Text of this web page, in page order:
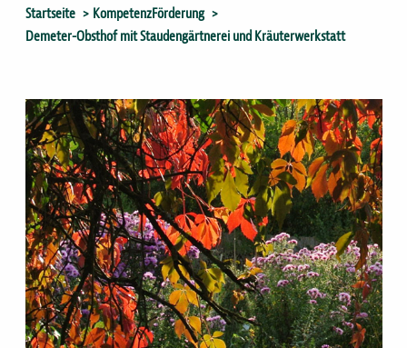
Sie
sind
Startseite
KompetenzFörderung
Demeter-Obsthof mit Staudengärtnerei und Kräuterwerkstatt
Bild
Bild